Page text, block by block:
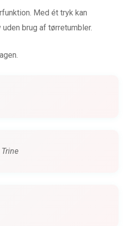
Med ét tryk kan
brug af tørretumbler.